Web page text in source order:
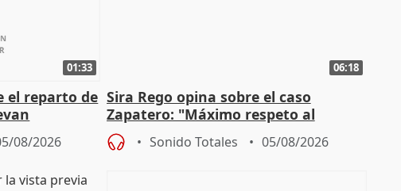
01:33
el reparto de
central
08/2026
06:18
Sira Rego opina sobre el caso
Zapatero: "Máximo respeto al
proceso judicial"
Sonido Totales 05/08/2026